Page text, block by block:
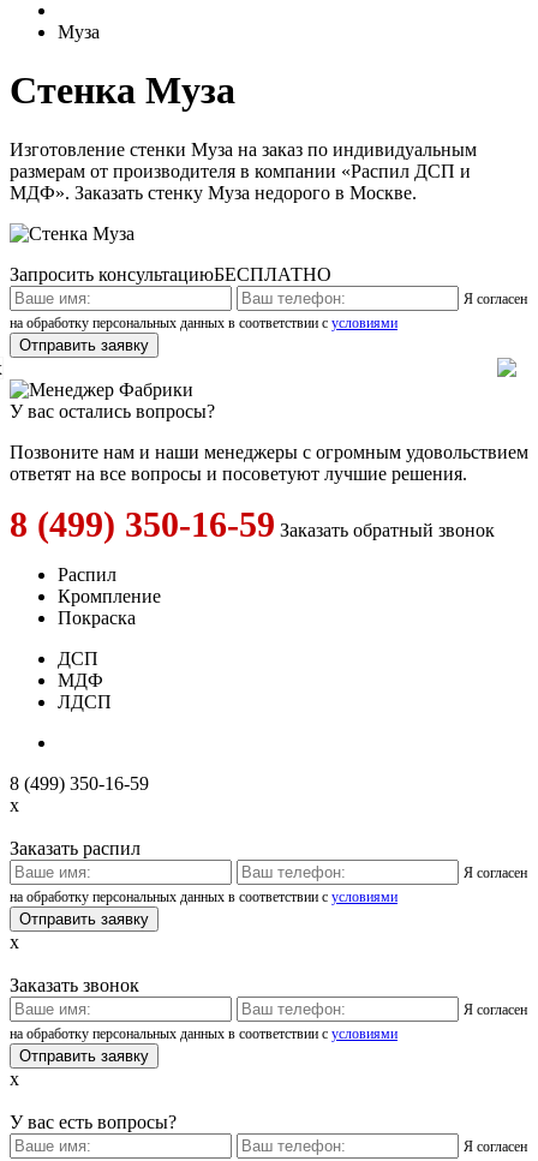
Муза
Стенка Муза
Изготовление стенки Муза на заказ по индивидуальным
размерам от производителя в компании «Распил ДСП и
МДФ». Заказать стенку Муза недорого в Москве.
Запросить консультациюБЕСПЛАТНО
Я согласен
на обработку персональных данных в соответствии с условиями
У вас остались вопросы?
Позвоните нам и наши менеджеры с огромным удовольствием
ответят на все вопросы и посоветуют лучшие решения.
8 (499) 350-16-59 Заказать обратный звонок
Распил
Кромпление
Покраска
ДСП
МДФ
ЛДСП
8 (499) 350-16-59
x
Заказать распил
Я согласен
на обработку персональных данных в соответствии с условиями
x
Заказать звонок
Я согласен
на обработку персональных данных в соответствии с условиями
x
У вас есть вопросы?
Я согласен